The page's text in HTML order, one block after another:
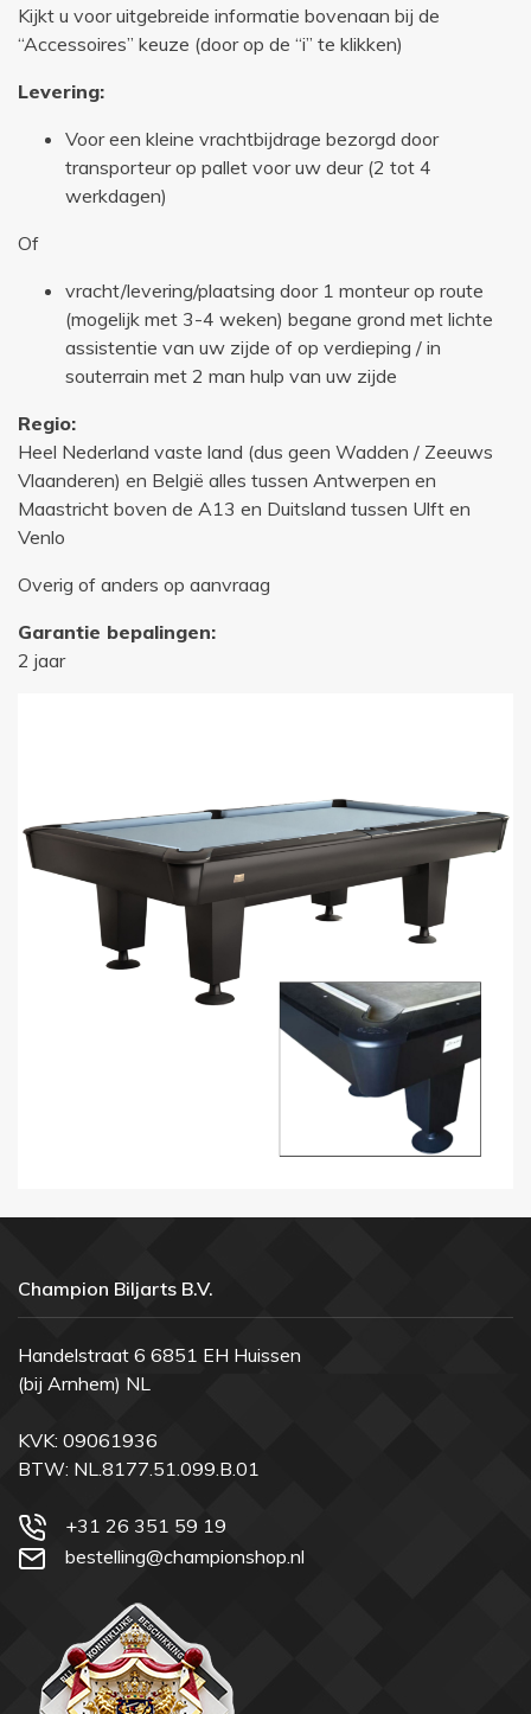
Kijkt u voor uitgebreide informatie bovenaan bij de
“Accessoires” keuze (door op de “i” te klikken)
Levering:
Voor een kleine vrachtbijdrage bezorgd door
transporteur op pallet voor uw deur (2 tot 4
werkdagen)
Of
vracht/levering/plaatsing door 1 monteur op route
(mogelijk met 3-4 weken) begane grond met lichte
assistentie van uw zijde of op verdieping / in
souterrain met 2 man hulp van uw zijde
Regio:
Heel Nederland vaste land (dus geen Wadden / Zeeuws
Vlaanderen) en België alles tussen Antwerpen en
Maastricht boven de A13 en Duitsland tussen Ulft en
Venlo
Overig of anders op aanvraag
Garantie bepalingen:
2 jaar
Champion Biljarts B.V.
Handelstraat 6 6851 EH Huissen
(bij Arnhem) NL
KVK: 09061936
BTW: NL.8177.51.099.B.01
+31 26 351 59 19
bestelling@championshop.nl